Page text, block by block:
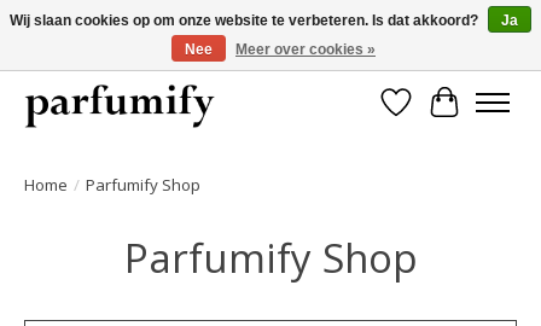
750+ Geuren | Gratis verzending | Maandelijks opzegbaar
Verlanglijst
Home / Parfumify Shop
Parfumify Shop
Wij slaan cookies op om onze website te verbeteren. Is dat akkoord?
Ja
Nee
Meer over cookies »